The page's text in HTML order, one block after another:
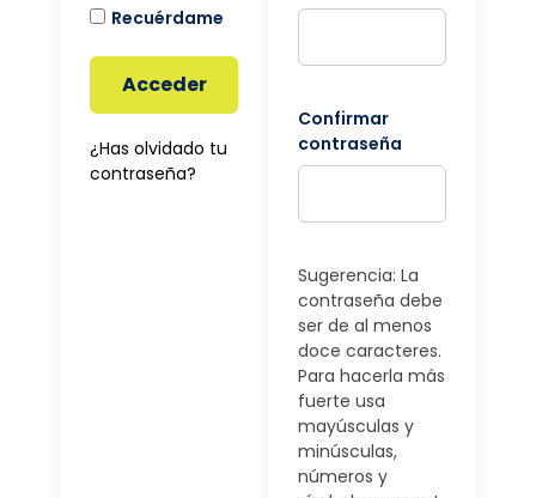
Recuérdame
Acceder
¿Has olvidado tu
contraseña?
Confirmar
contraseña
Sugerencia: La
contraseña debe
ser de al menos
doce caracteres.
Para hacerla más
fuerte usa
mayúsculas y
minúsculas,
números y